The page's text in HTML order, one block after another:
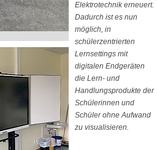
Elektrotechnik erneuert.
Dadurch ist es nun
möglich, in
schülerzentrierten
Lernsettings mit
digitalen Endgeräten
die Lern- und
Handlungsprodukte der
Schülerinnen und
Schüler ohne Aufwand
zu visualisieren.